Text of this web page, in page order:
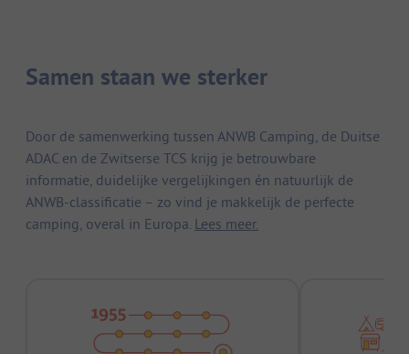
Samen staan we sterker
Door de samenwerking tussen ANWB Camping, de Duitse
ADAC en de Zwitserse TCS krijg je betrouwbare
informatie, duidelijke vergelijkingen én natuurlijk de
ANWB-classificatie – zo vind je makkelijk de perfecte
camping, overal in Europa. Lees meer.